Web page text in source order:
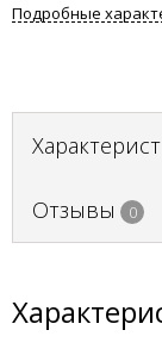
Подробные
Отзывы 0